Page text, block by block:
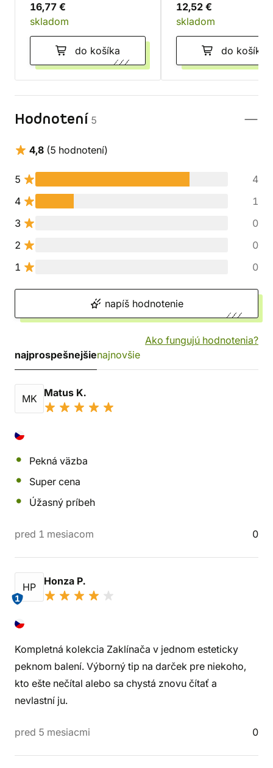
16,77 €
skladom
do košíka
12,52 €
skladom
do košíka
Hodnotení 5
4,8 (5 hodnotení)
5
4
4
1
3
0
2
0
1
0
napíš hodnotenie
Ako fungujú hodnotenia?
najprospešnejšienajnovšie
MK Matus K.
Pekná väzba
Super cena
Úžasný príbeh
pred 1 mesiacom 0
HP
1
Honza P.
Kompletná kolekcia Zaklínača v jednom esteticky
peknom balení. Výborný tip na darček pre niekoho,
kto ešte nečítal alebo sa chystá znovu čítať a
nevlastní ju.
pred 5 mesiacmi 0